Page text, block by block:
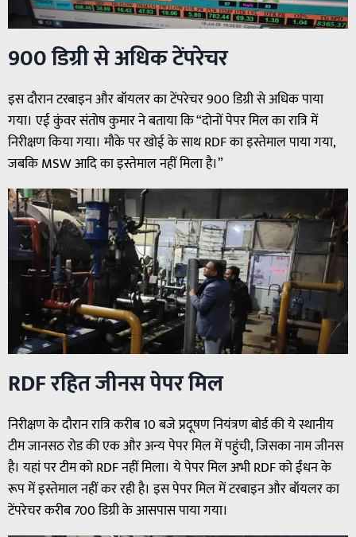
900 डिग्री से अधिक टेंपरेचर
इस दौरान टरबाइन और बॉयलर का टेंपरेचर 900 डिग्री से अधिक पाया
गया। एई कुंवर संतोष कुमार ने बताया कि “दोनों पेपर मिल का रात्रि में
निरीक्षण किया गया। मौके पर खोई के साथ RDF का इस्तेमाल पाया गया,
जबकि MSW आदि का इस्तेमाल नहीं मिला है।”
RDF रहित जीनस पेपर मिल
निरीक्षण के दौरान रात्रि करीब 10 बजे प्रदूषण नियंत्रण बोर्ड की ये स्थानीय
टीम जानसठ रोड की एक और अन्य पेपर मिल में पहुंची, जिसका नाम जीनस
है। यहां पर टीम को RDF नहीं मिला। ये पेपर मिल अभी RDF को ईंधन के
रूप में इस्तेमाल नहीं कर रही है। इस पेपर मिल में टरबाइन और बॉयलर का
टेंपरेचर करीब 700 डिग्री के आसपास पाया गया।